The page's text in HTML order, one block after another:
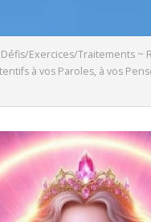
Défis/Exercices/Traitements ~
à vos Paroles, à vos